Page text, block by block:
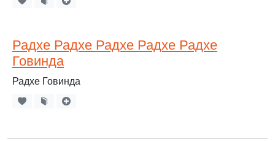
Радхе Радхе Радхе Радхе Радхе
Говинда
Радхе Говинда